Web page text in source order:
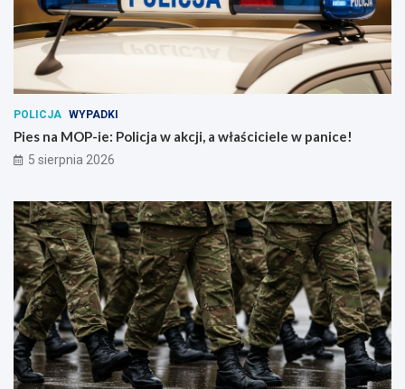
POLICJA WYPADKI
Pies na MOP-ie: Policja w akcji, a właściciele w panice!
5 sierpnia 2026